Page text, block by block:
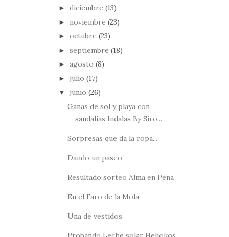
► diciembre (13)
► noviembre (23)
► octubre (23)
► septiembre (18)
► agosto (8)
► julio (17)
▼ junio (26)
Ganas de sol y playa con
sandalias Indalas By Siro...
Sorpresas que da la ropa...
Dando un paseo
Resultado sorteo Alma en Pena
En el Faro de la Mola
Una de vestidos